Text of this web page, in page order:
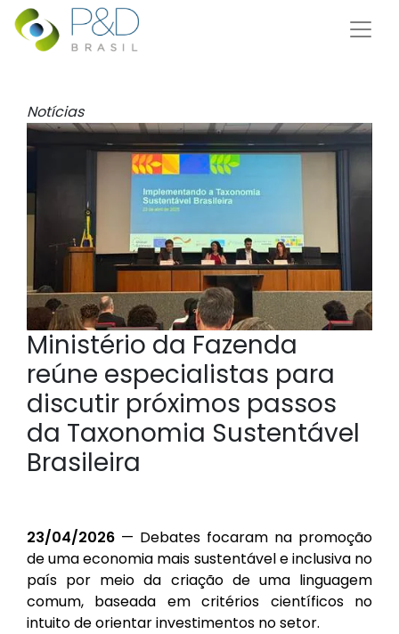
Notícias
Ministério da Fazenda
reúne especialistas para
discutir próximos passos
da Taxonomia Sustentável
Brasileira
23/04/2026 — Debates focaram na promoção
de uma economia mais sustentável e inclusiva no
país por meio da criação de uma linguagem
comum, baseada em critérios científicos no
intuito de orientar investimentos no setor.